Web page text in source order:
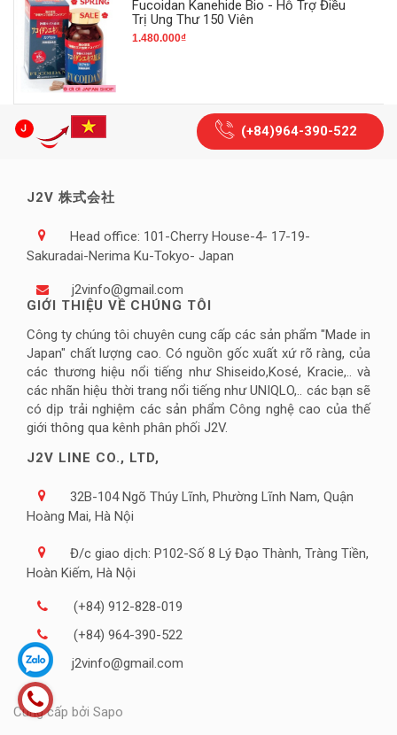
Fucoidan Kanehide Bio - Hỗ Trợ Điều
Trị Ung Thư 150 Viên
1.480.000₫
(+84)964-390-522
J2V 株式会社
Head office: 101-Cherry House-4- 17-19-
Sakuradai-Nerima Ku-Tokyo- Japan
j2vinfo@gmail.com
GIỚI THIỆU VỀ CHÚNG TÔI
Công ty chúng tôi chuyên cung cấp các sản phẩm "Made in
Japan" chất lượng cao. Có nguồn gốc xuất xứ rõ ràng, của
các thương hiệu nổi tiếng như Shiseido,Kosé, Kracie,.. và
các nhãn hiệu thời trang nổi tiếng như UNIQLO,.. các bạn sẽ
có dịp trải nghiệm các sản phẩm Công nghệ cao của thế
giới thông qua kênh phân phối J2V.
J2V LINE CO., LTD,
32B-104 Ngõ Thúy Lĩnh, Phường Lĩnh Nam, Quận
Hoàng Mai, Hà Nội
Đ/c giao dịch: P102-Số 8 Lý Đạo Thành, Tràng Tiền,
Hoàn Kiếm, Hà Nội
(+84) 912-828-019
(+84) 964-390-522
j2vinfo@gmail.com
Cung cấp bởi Sapo